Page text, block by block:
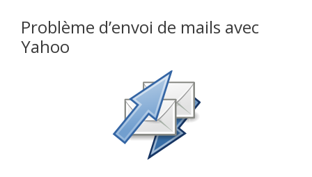
Problème d’envoi de mails avec
Yahoo